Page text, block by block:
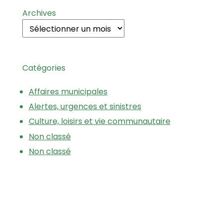
Archives
Catégories
Affaires municipales
Alertes, urgences et sinistres
Culture, loisirs et vie communautaire
Non classé
Non classé